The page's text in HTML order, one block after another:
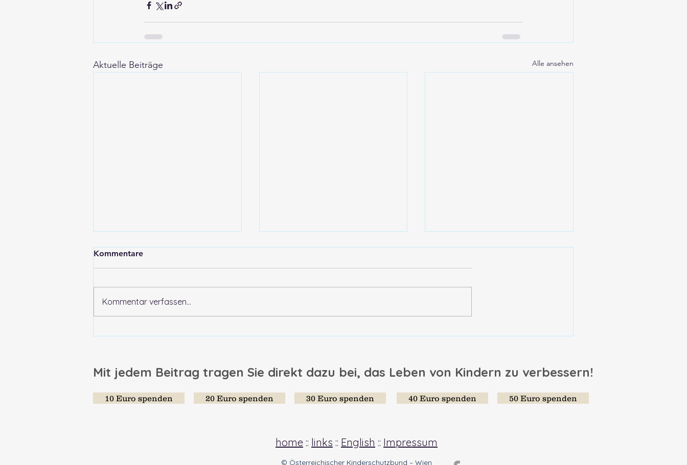
Aktuelle Beiträge Alle ansehen
Kommentare
Kommentar verfassen...
Mit jedem Beitrag tragen Sie direkt dazu bei, das Leben von Kindern zu verbessern!
10 Euro spenden 20 Euro spenden 30 Euro spenden 40 Euro spenden 50 Euro spenden
home :: links :: English :: Impressum
© Österreichischer Kinderschutzbund – Wien